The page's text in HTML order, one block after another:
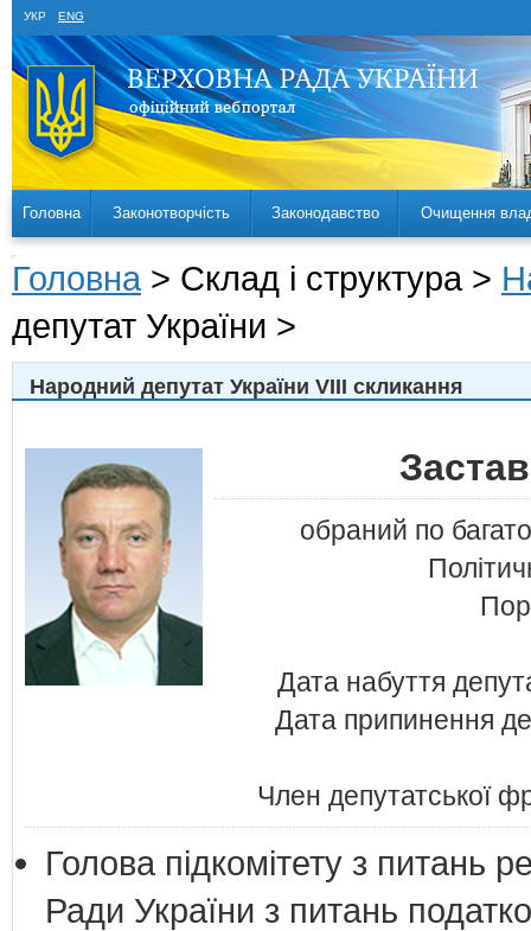
УКР ENG
Головна Законотворчість Законодавство Очищення
Головна > Склад і структура >
депутат України >
Народний депутат України VIII скликання
обраний по
Дата набуття
Дата припинення
Член депутатської
Голова підкомітету з питань
Ради України з питань